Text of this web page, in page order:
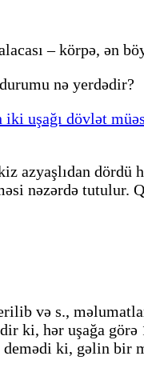
– körpə, ən
nə yerdədir?
iki uşağı dövlət
azyaşlıdan dördü
nəzərdə tutulur.
və s.,
ki, hər uşağa görə
ki, gəlin